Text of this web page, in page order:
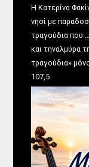
Η Κατερίνα
νησί με
τραγούδια που
και τηναλμύρα
τραγούδια»
107,5